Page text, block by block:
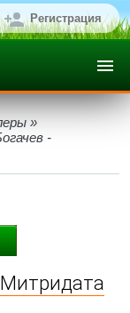
Регистрация
»
-
Митридата